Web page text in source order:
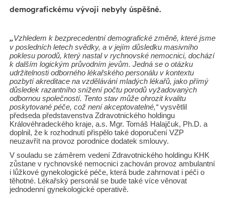
demografickému vývoji nebyly úspěšné.
„Vzhledem k bezprecedentní demografické změně, které jsme
v posledních letech svědky, a v jejím důsledku masivního
poklesu porodů, který nastal v rychnovské nemocnici, dochází
k dalším logickým průvodním jevům. Jedná se o otázku
udržitelnosti odborného lékařského personálu v kontextu
pozbytí akreditace na vzdělávání mladých lékařů, jako přímý
důsledek razantního snížení počtu porodů vyžadovaných
odbornou společností. Tento stav může ohrozit kvalitu
poskytované péče, což není akceptovatelné,“vysvětlil
předseda představenstva Zdravotnického holdingu
Královéhradeckého kraje, a.s. Mgr. Tomáš Halajčuk, Ph.D. a
doplnil, že k rozhodnutí přispělo také doporučení VZP
neuzavřít na provoz porodnice dodatek smlouvy.
V souladu se záměrem vedení Zdravotnického holdingu KHK
zůstane v rychnovské nemocnici zachován provoz ambulantní
i lůžkové gynekologické péče, která bude zahrnovat i péči o
těhotné. Lékařský personál se bude také více věnovat
jednodenní gynekologické operativě.